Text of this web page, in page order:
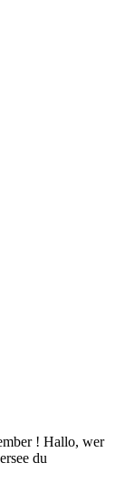
! Hallo, wer
du